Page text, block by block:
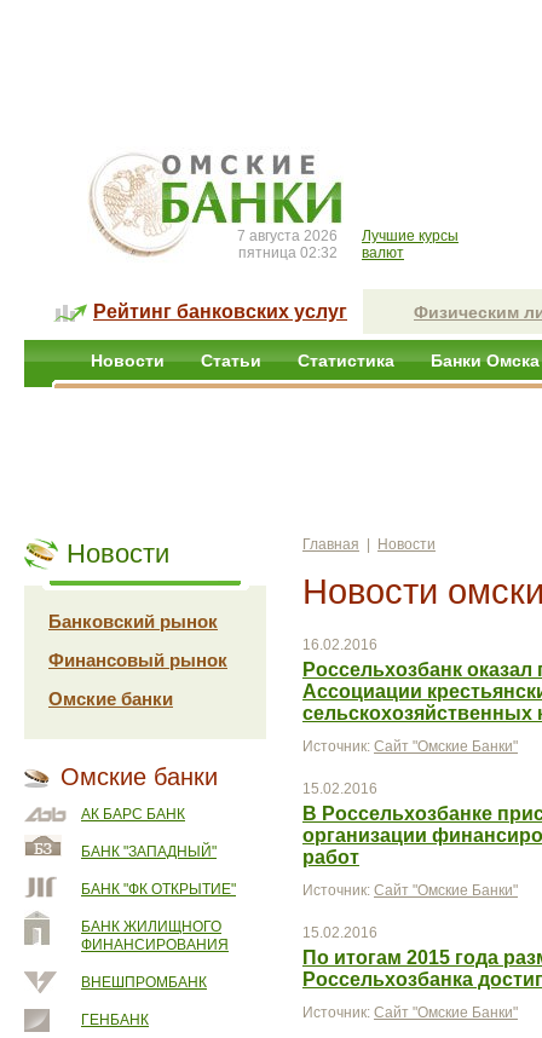
7 августа 2026
пятница 02:32
Лучшие курсы
валют
Рейтинг банковских услуг Физическим
Новости Статьи Статистика Банки Омска
Новости
Банковский рынок
Финансовый рынок
Омские банки
Омские банки
АК БАРС БАНК
БАНК "ЗАПАДНЫЙ"
БАНК "ФК ОТКРЫТИЕ"
БАНК ЖИЛИЩНОГО
ФИНАНСИРОВАНИЯ
ВНЕШПРОМБАНК
ГЕНБАНК
Главная Новости
Новости
16.02.2016
Россельхозбанк
Ассоциации
сельскохозяйственных
Источник: Сайт "Омские Банки"
15.02.2016
В Россельхозбанке
организации
работ
Источник: Сайт "Омские Банки"
15.02.2016
По итогам 2015 года
Россельхозбанка
Источник: Сайт "Омские Банки"